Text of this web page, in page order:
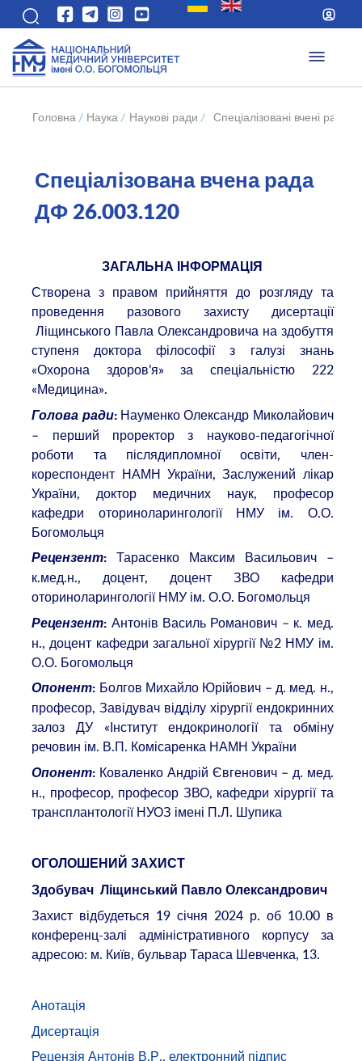
Головна / Наука / Наукові ради / Спеціалізовані вчені ради
Спеціалізована вчена рада
ДФ 26.003.120
ЗАГАЛЬНА ІНФОРМАЦІЯ
Створена з правом прийняття до розгляду та
проведення разового захисту дисертації
Ліщинського Павла Олександровича на здобуття
ступеня доктора філософії з галузі знань
«Охорона здоров’я» за спеціальністю 222
«Медицина».
Голова ради: Науменко Олександр Миколайович
– перший проректор з науково-педагогічної
роботи та післядипломної освіти, член-
кореспондент НАМН України, Заслужений лікар
України, доктор медичних наук, професор
кафедри оториноларингології НМУ ім. О.О.
Богомольця
Рецензент:Тарасенко Максим Васильович –
к.мед.н., доцент, доцент ЗВО кафедри
оториноларингології НМУ ім. О.О. Богомольця
Рецензент: Антонів Василь Романович – к. мед.
н., доцент кафедри загальної хірургії №2 НМУ ім.
О.О. Богомольця
Опонент: Болгов Михайло Юрійович – д. мед. н.,
професор, Завідувач відділу хірургії ендокринних
залоз ДУ «Інститут ендокринології та обміну
речовин ім. В.П. Комісаренка НАМН України
Опонент: Коваленко Андрій Євгенович – д. мед.
н., професор, професор ЗВО, кафедри хірургії та
трансплантології НУОЗ імені П.Л. Шупика
ОГОЛОШЕНИЙ ЗАХИСТ
Здобувач Ліщинський Павло Олександрович
Захист відбудеться 19 січня 2024 р. об 10.00 в
конференц-залі адміністративного корпусу за
адресою: м. Київ, бульвар Тараса Шевченка, 13.
Анотація
Дисертація
Рецензія Антонів В.Р., електронний підпис